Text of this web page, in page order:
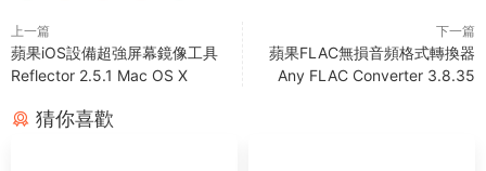
上一篇
蘋果iOS設備超強屏幕鏡像工具
Reflector 2.5.1 Mac OS X
下一篇
蘋果FLAC無損音頻格式轉換器
Any FLAC Converter 3.8.35
猜你喜歡